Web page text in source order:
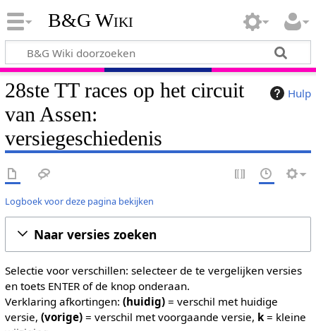
B&G Wiki
Hulp
28ste TT races op het circuit
van Assen:
versiegeschiedenis
Logboek voor deze pagina bekijken
Naar versies zoeken
Selectie voor verschillen: selecteer de te vergelijken versies
en toets ENTER of de knop onderaan.
Verklaring afkortingen: (huidig)= verschil met huidige
versie, (vorige)= verschil met voorgaande versie, k= kleine